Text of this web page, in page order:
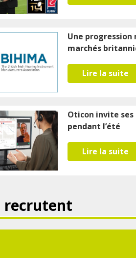
Une progression
marchés
Lire la suite
Oticon invite
pendant l’été
Lire la suite
recrutent